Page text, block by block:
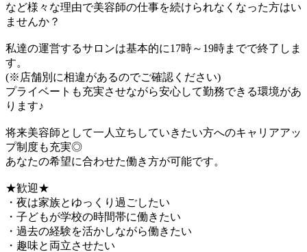
など様々な理由で美容師の仕事を続けられなくなった方はい
ませんか？
私達の運営するサロンは基本的に17時～19時までで終了しま
す。
(※店舗別に相違があるのでご確認ください)
プライベートも充実させながら安心して勤務できる環境があ
ります♪
将来美容師として一人立ちしていきたい方へのキャリアアッ
プ制度も充実◎
あなたの希望に合わせた働き方が可能です。
★歓迎★
・夜は家族とゆっくり過ごしたい
・子どもが学校の時間帯に働きたい
・過去の経験を活かしながら働きたい
・趣味と両立させたい